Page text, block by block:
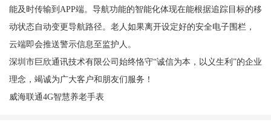
能及时传输到APP端。导航功能的智能化体现在能根据追踪目标的移
动状态自动变更导航路径。老人如果离开设定好的安全电子围栏，
云端即会推送警示信息至监护人。
深圳市巨欣通讯技术有限公司始终恪守“诚信为本，以义生利”的企业
理念，竭诚为广大客户和朋友们服务！
威海联通4G智慧养老手表